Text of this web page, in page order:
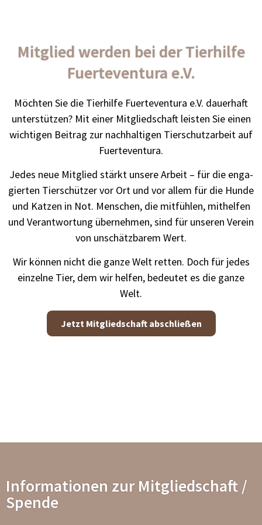
Mitglied werden bei der Tierhilfe
Fuerteventura e.V.
Möch­ten Sie die Tier­hil­fe Fuer­te­ven­tura e.V. dau­er­haft
unter­stüt­zen? Mit einer Mit­glied­schaft leis­ten Sie einen
wich­ti­gen Bei­trag zur nach­hal­ti­gen Tier­schutz­ar­beit auf
Fuer­te­ven­tura.
Jedes neue Mit­glied stärkt unse­re Arbeit – für die enga­
gier­ten Tier­schüt­zer vor Ort und vor allem für die Hun­de
und Kat­zen in Not. Men­schen, die mit­füh­len, mit­hel­fen
und Ver­ant­wor­tung über­neh­men, sind für unse­ren Ver­ein
von unschätz­ba­rem Wert.
Wir kön­nen nicht die gan­ze Welt ret­ten. Doch für jedes
ein­zel­ne Tier, dem wir hel­fen, bedeu­tet es die gan­ze
Welt.
Jetzt Mit­glied­schaft abschlie­ßen
Informationen zur Mitgliedschaft /
Spende